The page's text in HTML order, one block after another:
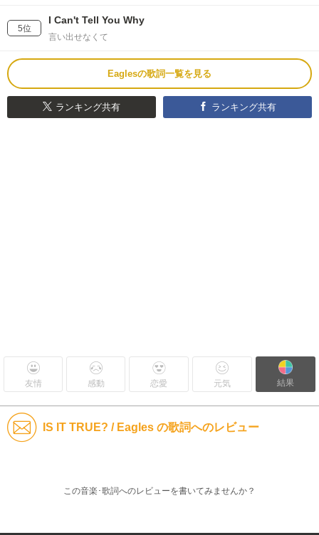
5位
I Can't Tell You Why
言い出せなくて
Eaglesの歌詞一覧を見る
ランキング共有 ランキング共有
友情 感動 恋愛 元気 結果
IS IT TRUE? / Eagles の歌詞へのレビュー
この音楽･歌詞へのレビューを書いてみませんか？